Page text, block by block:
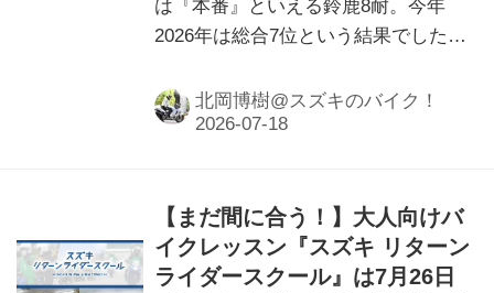
は『本番』といえる鈴鹿8耐。今年
2026年は総合7位という結果でした
北岡博樹@スズキのバイク！
【まだ間に合う！】大人向けバ
イクレッスン『スズキ リターン
ライダースクール』は7月26日